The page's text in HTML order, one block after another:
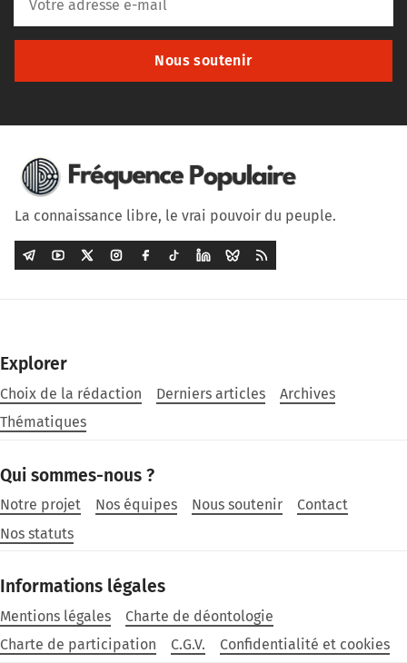
Nous soutenir
La connaissance libre, le vrai pouvoir du peuple.
Explorer
Choix de la rédaction Derniers articles
Archives
Thématiques
Qui sommes-nous ?
Notre projet Nos équipes Nous soutenir
Contact
Nos statuts
Informations légales
Mentions légales
Charte de déontologie
Charte de participation
C.G.V. Confidentialité et cookies